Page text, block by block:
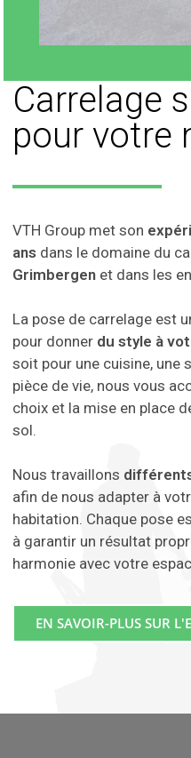
Carrelage
pour votre
VTH Group met son
ans dans le domaine du
Grimbergen et dans les
La pose de carrelage est
pour donner du style à
soit pour une cuisine, une
pièce de vie, nous vous
choix et la mise en place
sol.
Nous travaillons
afin de nous adapter à
habitation. Chaque pose
à garantir un résultat
harmonie avec votre
EN SAVOIR-PLUS SUR